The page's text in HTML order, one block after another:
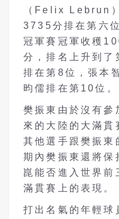
（Felix Lebrun
3735分排在第六
冠軍賽冠軍收穫
分，排名上升到
排在第8位，張本
昀儒排在第10位。
樊振東由於沒有參
來的大陸的大滿貫
其他選手跟樊振東
期內樊振東還將保
崑能否進入世界前
滿貫賽上的表現。
打出名氣的年輕球